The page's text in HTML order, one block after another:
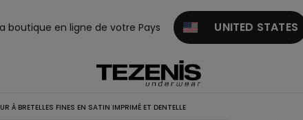
boutique en ligne de votre Pays UNITED STATES
À BRETELLES FINES EN SATIN IMPRIMÉ ET DENTELLE